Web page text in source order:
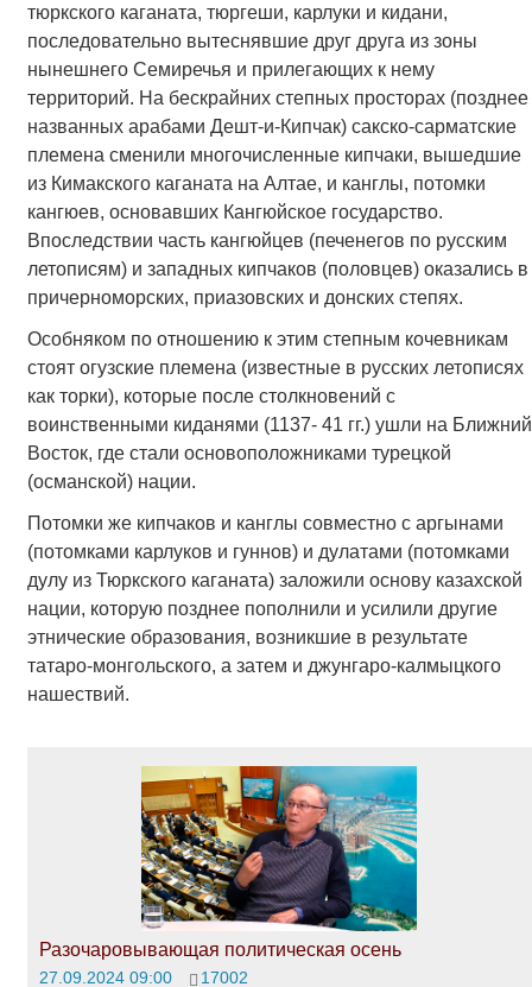
тюркского каганата, тюргеши, карлуки и кидани,
последовательно вытеснявшие друг друга из зоны
нынешнего Семиречья и прилегающих к нему
территорий. На бескрайних степных просторах (позднее
названных арабами Дешт-и-Кипчак) сакско-сарматские
племена сменили многочисленные кипчаки, вышедшие
из Кимакского каганата на Алтае, и канглы, потомки
кангюев, основавших Кангюйское государство.
Впоследствии часть кангюйцев (печенегов по русским
летописям) и западных кипчаков (половцев) оказались в
причерноморских, приазовских и донских степях.
Особняком по отношению к этим степным кочевникам
стоят огузские племена (известные в русских летописях
как торки), которые после столкновений с
воинственными киданями (1137- 41 гг.) ушли на Ближний
Восток, где стали основоположниками турецкой
(османской) нации.
Потомки же кипчаков и канглы совместно с аргынами
(потомками карлуков и гуннов) и дулатами (потомками
дулу из Тюркского каганата) заложили основу казахской
нации, которую позднее пополнили и усилили другие
этнические образования, возникшие в результате
татаро-монгольского, а затем и джунгаро-калмыцкого
нашествий.
Разочаровывающая политическая осень
27.09.2024 09:00 17002